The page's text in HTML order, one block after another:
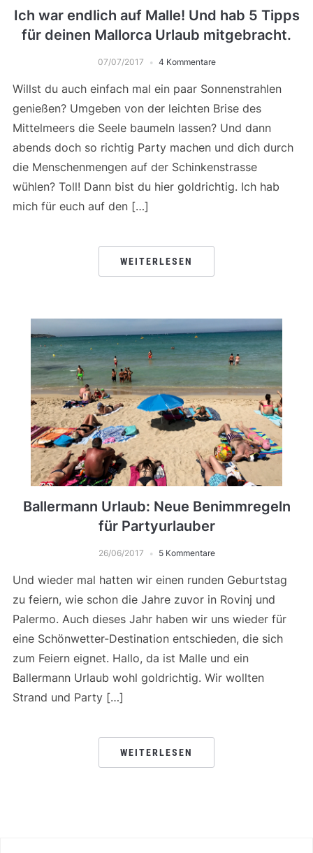
Ich war endlich auf Malle! Und hab 5 Tipps
für deinen Mallorca Urlaub mitgebracht.
07/07/2017 4 Kommentare
Willst du auch einfach mal ein paar Sonnenstrahlen
genießen? Umgeben von der leichten Brise des
Mittelmeers die Seele baumeln lassen? Und dann
abends doch so richtig Party machen und dich durch
die Menschenmengen auf der Schinkenstrasse
wühlen? Toll! Dann bist du hier goldrichtig. Ich hab
mich für euch auf den […]
WEITERLESEN
Ballermann Urlaub: Neue Benimmregeln
für Partyurlauber
26/06/2017 5 Kommentare
Und wieder mal hatten wir einen runden Geburtstag
zu feiern, wie schon die Jahre zuvor in Rovinj und
Palermo. Auch dieses Jahr haben wir uns wieder für
eine Schönwetter-Destination entschieden, die sich
zum Feiern eignet. Hallo, da ist Malle und ein
Ballermann Urlaub wohl goldrichtig. Wir wollten
Strand und Party […]
WEITERLESEN